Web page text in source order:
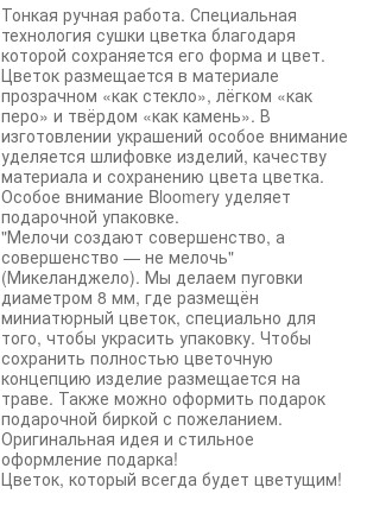
Тонкая ручная работа. Специальная
технология сушки цветка благодаря
которой сохраняется его форма и цвет.
Цветок размещается в материале
прозрачном «как стекло», лёгком «как
перо» и твёрдом «как камень». В
изготовлении украшений особое внимание
уделяется шлифовке изделий, качеству
материала и сохранению цвета цветка.
Особое внимание Bloomery уделяет
подарочной упаковке.
"Мелочи создают совершенство, а
совершенство — не мелочь"
(Микеланджело). Мы делаем пуговки
диаметром 8 мм, где размещён
миниатюрный цветок, специально для
того, чтобы украсить упаковку. Чтобы
сохранить полностью цветочную
концепцию изделие размещается на
траве. Также можно оформить подарок
подарочной биркой с пожеланием.
Оригинальная идея и стильное
оформление подарка!
Цветок, который всегда будет цветущим!